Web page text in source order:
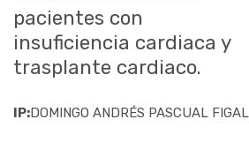
pacientes con
insuficiencia cardiaca y
trasplante cardiaco.
IP:DOMINGO ANDRÉS PASCUAL FIGAL